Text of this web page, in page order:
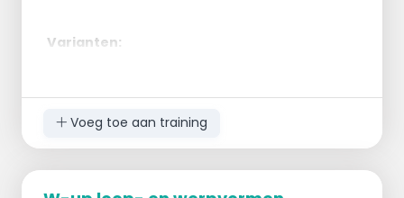
zoveel mogelijk mensen te tikken. Elk
er?
Varianten:
andere kant, bal laten stuiteren en dan zo
snel mogelijk de bal en de pion pakken.
Voeg toe aan training